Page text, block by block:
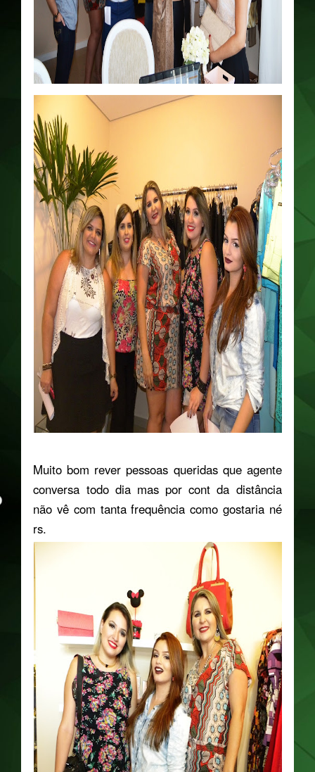
Muito bom rever pessoas queridas que agente
conversa todo dia mas por cont da distância
não vê com tanta frequência como gostaria né
rs.